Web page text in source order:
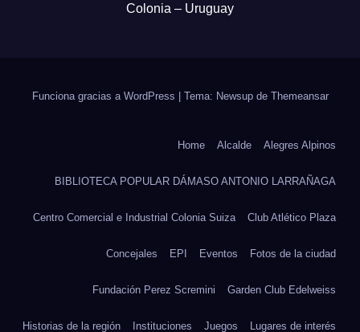
Colonia – Uruguay
Funciona gracias a WordPress Tema: Newsup de Themeansar
Home Alcalde Alegres Alpinos
BIBLIOTECA POPULAR DÁMASO ANTONIO LARRAÑAGA
Centro Comercial e Industrial Colonia Suiza Club Atlético Plaza
Concejales EPI Eventos Fotos de la ciudad
Fundación Perez Scremini Garden Club Edelweiss
Historias de la región Instituciones Juegos Lugares de interés